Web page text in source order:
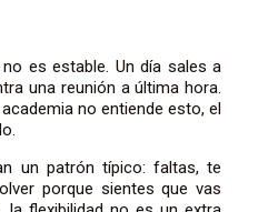
es estable. Un día sales a
una reunión a última hora.
no entiende esto, el
un patrón típico: faltas, te
porque sientes que vas